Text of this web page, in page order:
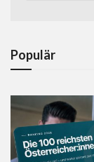
Populär